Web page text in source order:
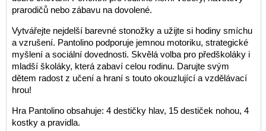
prarodičů nebo zábavu na dovolené.
Vytvářejte nejdelší barevné stonožky a užijte si hodiny smíchu
a vzrušení. Pantolino podporuje jemnou motoriku, strategické
myšlení a sociální dovednosti. Skvělá volba pro předškoláky i
mladší školáky, která zabaví celou rodinu. Darujte svým
dětem radost z učení a hraní s touto okouzlující a vzdělávací
hrou!
Hra Pantolino obsahuje: 4 destičky hlav, 15 destiček nohou, 4
kostky a pravidla.